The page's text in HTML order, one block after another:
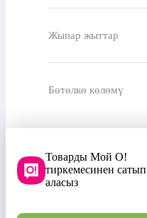
Жыпар жыттар
Бөтөлкө көлөмү
Товарды Мой О!
тиркемесинен сатып
аласыз